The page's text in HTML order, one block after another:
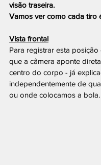
visão traseira.
Vamos ver como cada tiro
Vista frontal
Para registrar esta posição
que a câmera aponte
centro do corpo - já
independentemente de
ou onde colocamos a bola.